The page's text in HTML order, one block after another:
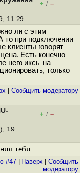
+ / –
11:29
ли с этим
то при подключении
клиенты говорят
Есть конечно
него иксы на
только
Cообщить модератору
+ / –
19-
тебя.
#47 Наверх
Cообщить
модератору